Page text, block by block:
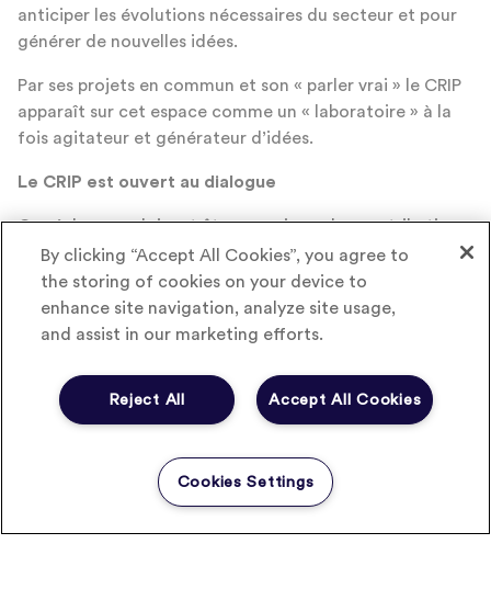
anticiper les évolutions nécessaires du secteur et pour
générer de nouvelles idées.
Par ses projets en commun et son « parler vrai » le CRIP
apparaît sur cet espace comme un « laboratoire » à la
fois agitateur et générateur d’idées.
Le CRIP est ouvert au dialogue
Ces échanges doivent être nourris par les contributions
et le débat avec des personnalités extérieures.
Autorités de santé, experts scientifiques, philosophes,
économistes, représentants d’associations de patients
mais aussi grand public, grâce à ce site, chacun peut
du secteur de la santé.
Le CRIP, une association engagée dans la durée
A l’origine du CRIP, un groupe de dirigeants
d’entreprises pharmaceutiques qui, aux débuts des
By clicking “Accept All Cookies”, you agree to
the storing of cookies on your device to
enhance site navigation, analyze site usage,
and assist in our marketing efforts.
Accept All Cookies
Reject All
Cookies Settings